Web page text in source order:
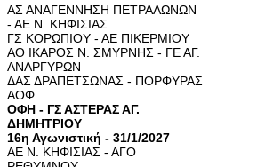
ΑΣ ΑΝΑΓΕΝΝΗΣΗ ΠΕΤΡΑΛΩΝΩΝ
- ΑΕ Ν. ΚΗΦΙΣΙΑΣ
ΓΣ ΚΟΡΩΠΙΟΥ - ΑΕ ΠΙΚΕΡΜΙΟΥ
ΑΟ ΙΚΑΡΟΣ Ν. ΣΜΥΡΝΗΣ - ΓΕ ΑΓ.
ΑΝΑΡΓΥΡΩΝ
ΔΑΣ ΔΡΑΠΕΤΣΩΝΑΣ - ΠΟΡΦΥΡΑΣ
ΑΟΦ
ΟΦΗ - ΓΣ ΑΣΤΕΡΑΣ ΑΓ.
ΔΗΜΗΤΡΙΟΥ
16η Αγωνιστική - 31/1/2027
ΑΕ Ν. ΚΗΦΙΣΙΑΣ - ΑΓΟ